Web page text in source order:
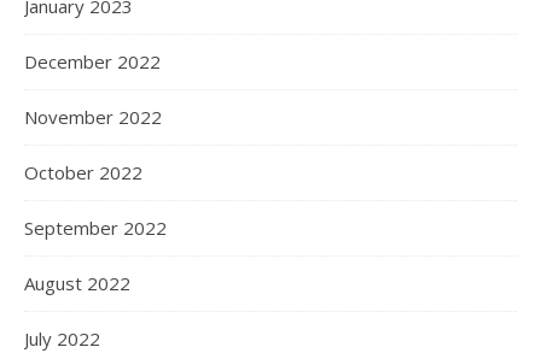
January 2023
December 2022
November 2022
October 2022
September 2022
August 2022
July 2022